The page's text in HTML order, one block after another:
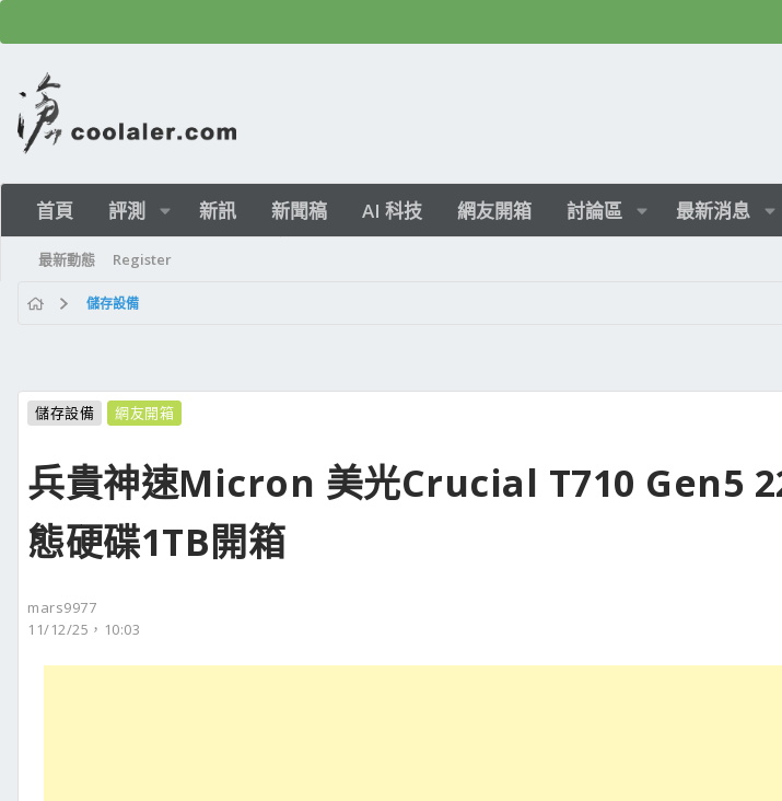
首頁 評測 新訊 新聞稿 AI 科技 網友開箱 討論區 最新消息
最新動態 Register
儲存設備
儲存設備 網友開箱
兵貴神速Micron 美光Crucial T710 Gen5
態硬碟1TB開箱
mars9977
11/12/25，10:03